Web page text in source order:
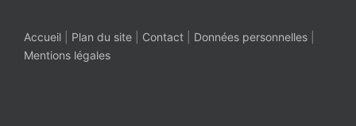
Accueil Plan du site Contact Données personnelles
Mentions légales